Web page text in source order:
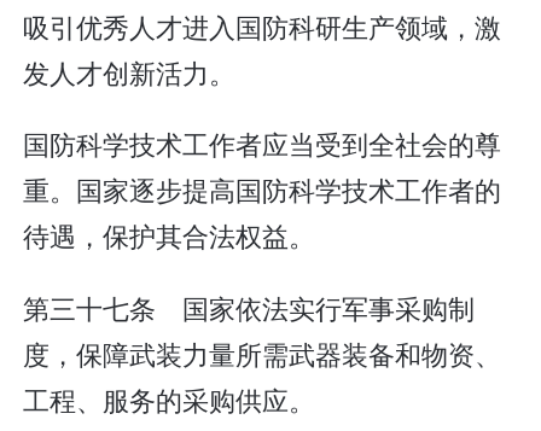
吸引优秀人才进入国防科研生产领域，激
发人才创新活力。
国防科学技术工作者应当受到全社会的尊
重。国家逐步提高国防科学技术工作者的
待遇，保护其合法权益。
第三十七条 国家依法实行军事采购制
度，保障武装力量所需武器装备和物资、
工程、服务的采购供应。